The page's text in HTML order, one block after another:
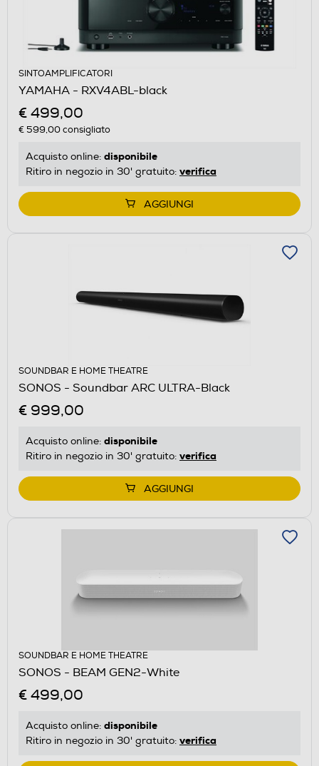
SINTOAMPLIFICATORI
YAMAHA - RXV4ABL-black
€ 499,00
€ 599,00consigliato
Acquisto online: disponibile
Ritiro in negozio in 30' gratuito: verifica
AGGIUNGI
SOUNDBAR E HOME THEATRE
SONOS - Soundbar ARC ULTRA-Black
€ 999,00
Acquisto online: disponibile
Ritiro in negozio in 30' gratuito: verifica
AGGIUNGI
SOUNDBAR E HOME THEATRE
SONOS - BEAM GEN2-White
€ 499,00
Acquisto online: disponibile
Ritiro in negozio in 30' gratuito: verifica